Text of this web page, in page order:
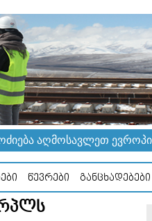
ᲐᲦᲛᲝᲡᲐᲕᲚᲔᲗ
ᲬᲔᲕᲠᲔᲑᲘ ᲒᲐᲜᲪᲮᲐᲓᲔᲑᲔᲑᲘ